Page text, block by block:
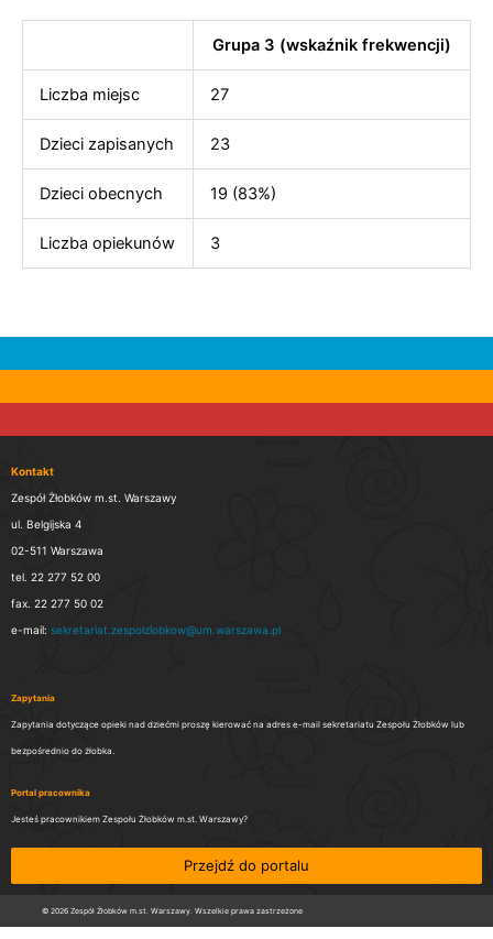
Grupa 3 (wskaźnik frekwencji)
Liczba miejsc 27
Dzieci zapisanych 23
Dzieci obecnych 19 (83%)
Liczba opiekunów 3
Kontakt
Zespół Żłobków m.st. Warszawy
ul. Belgijska 4
02-511 Warszawa
tel. 22 277 52 00
fax. 22 277 50 02
e-mail: sekretariat.zespolzlobkow@um.warszawa.pl
Zapytania
Zapytania dotyczące opieki nad dziećmi proszę kierować na adres e-mail sekretariatu Zespołu Żłobków lub
bezpośrednio do żłobka.
Portal pracownika
Jesteś pracownikiem Zespołu Żłobków m.st. Warszawy?
Przejdź do portalu
© 2026 Zespół Żłobków m.st. Warszawy. Wszelkie prawa zastrzeżone